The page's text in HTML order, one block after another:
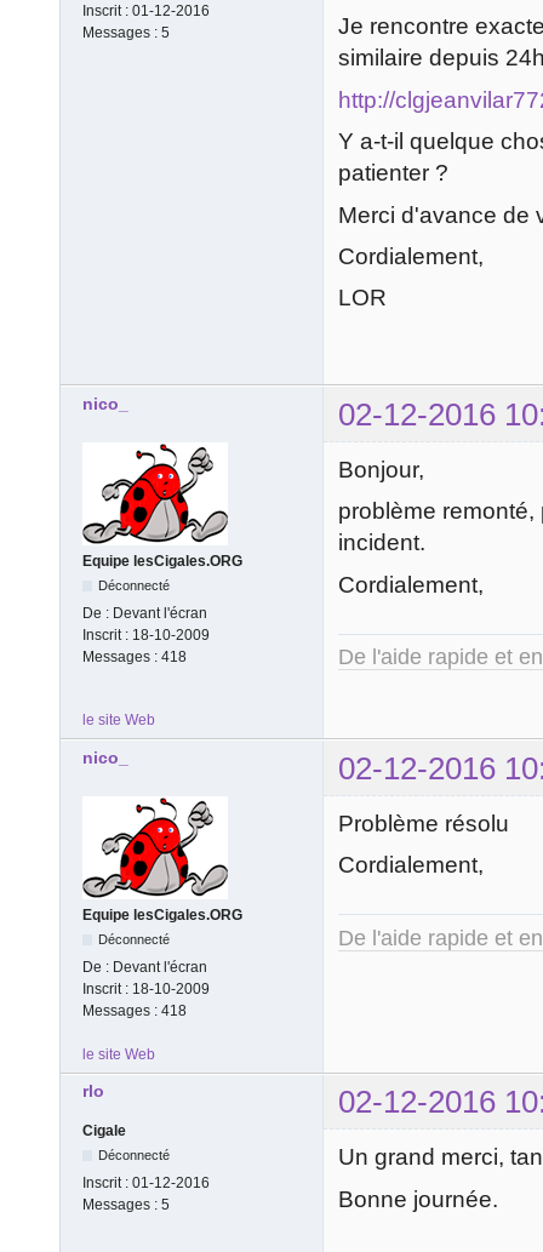
Inscrit : 01-12-2016
Messages : 5
Je rencontre
similaire depuis
http://
Y a-t-il quelque
patienter ?
Merci d'avance de
Cordialement,
LOR
nico_ 02-12-2016
Equipe lesCigales.ORG
Déconnecté
De : Devant l'écran
Inscrit : 18-10-2009
Messages : 418
Bonjour,
problème
incident.
Cordialement,
De l'aide rapide et
le site Web
nico_ 02-12-2016
Equipe lesCigales.ORG
Déconnecté
De : Devant l'écran
Inscrit : 18-10-2009
Messages : 418
Problème résolu
Cordialement,
De l'aide rapide et
le site Web
rlo 02-12-2016
Cigale
Déconnecté
Inscrit : 01-12-2016
Messages : 5
Un grand merci,
Bonne journée.